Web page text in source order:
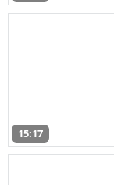
15:17